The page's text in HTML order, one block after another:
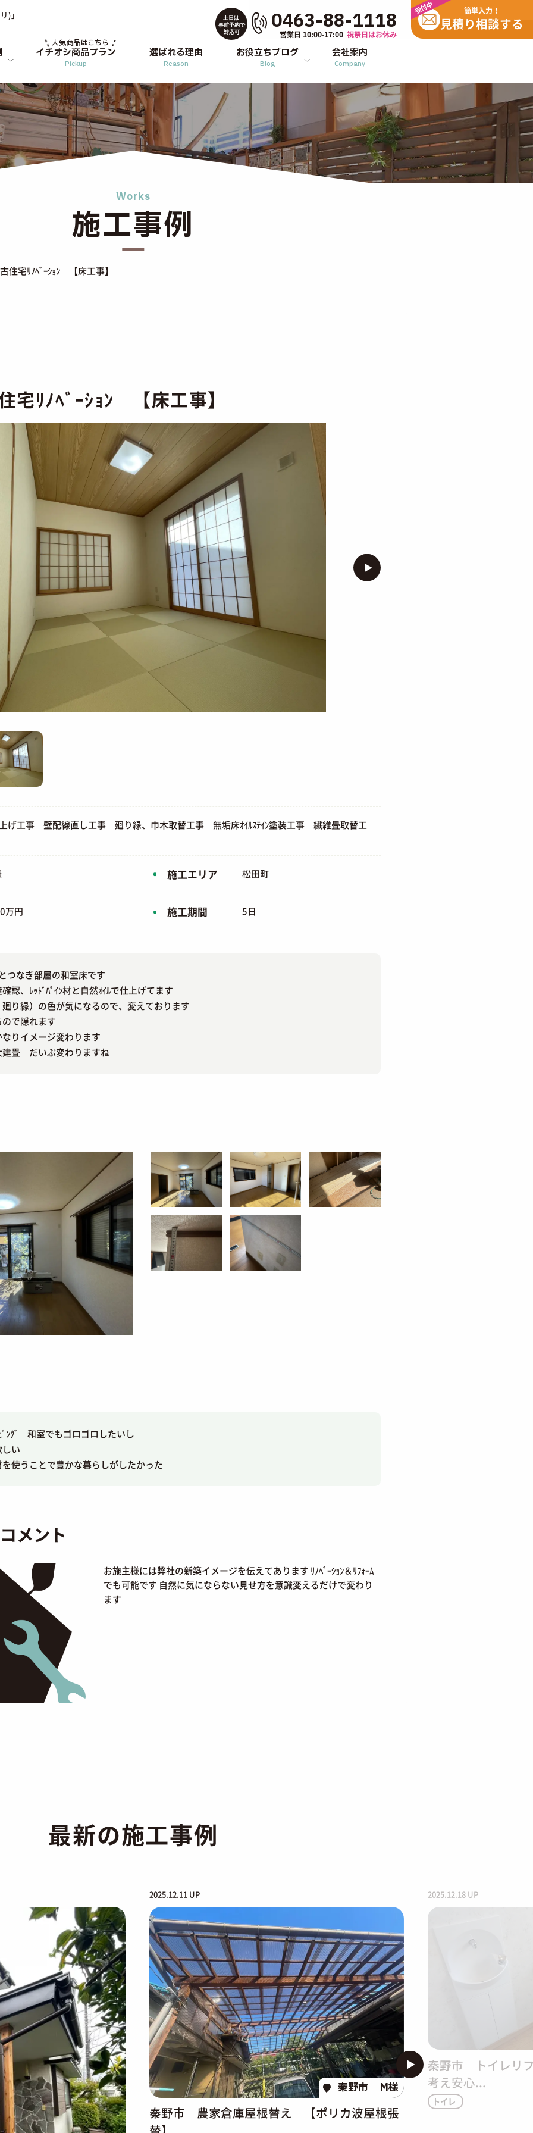
)」
人気商品はこちら
イチオシ商品プラン
Pickup
選ばれる理由
Reason
お役立ちブログ
Blog
会社案内
Company
受付中 簡単入力！
見積り相談する
0463-88-1118
営業日 10:00-17:00 祝祭日はお休み
Works
施工事例
宅ﾘﾉﾍﾞｰｼｮﾝ 【床工事】
ﾘﾉﾍﾞｰｼｮﾝ 【床工事】
げ工事 壁配線直し工事 廻り縁、巾木取替工事 無垢床ｵｲﾙｽﾃｲﾝ塗装工事 繊維畳取替工
施工エリア 松田町
万円 施工期間 5日
つなぎ部屋の和室床です
認、ﾚｯﾄﾞﾊﾟｲﾝ材と自然ｵｲﾙで仕上げてます
り縁）の色が気になるので、変えております
で隠れます
りイメージ変わります
建畳 だいぶ変わりますね
ﾝｸﾞ 和室でもゴロゴロしたいし
い
使うことで豊かな暮らしがしたかった
メント
お施主様には弊社の新築イメージを伝えてあります ﾘﾉﾍﾞｰｼｮﾝ＆ﾘﾌｫｰﾑ
でも可能です 自然に気にならない見せ方を意識変えるだけで変わり
ます
最新の施工事例
2025.12.11 UP
秦野市 M様
秦野市 農家倉庫屋根替え 【ポリカ波屋根張
2025.12.18 UP
秦野市 トイレリ
考え安心...
トイレ